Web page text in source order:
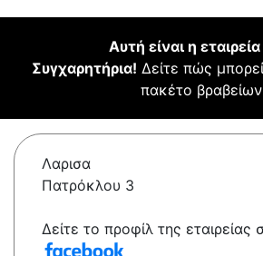
Αυτή είναι η
Συγχαρητήρια! Δείτε πώς
πακέτο
Λαρισα
Πατρόκλου 3
Δείτε το προφίλ της εταιρείας